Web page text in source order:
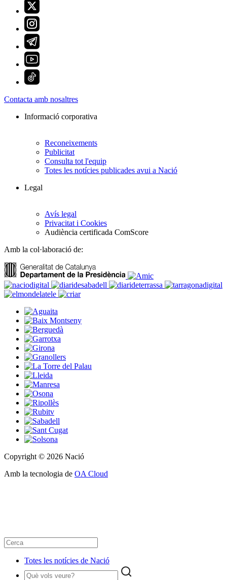
Contacta amb nosaltres
Informació corporativa
Reconeixements
Publicitat
Consulta tot l'equip
Totes les notícies publicades avui a Nació
Legal
Avís legal
Privacitat i Cookies
Audiència certificada ComScore
Amb la col·laboració de:
Copyright © 2026 Nació
Amb la tecnologia de OA Cloud
Totes les notícies de Nació